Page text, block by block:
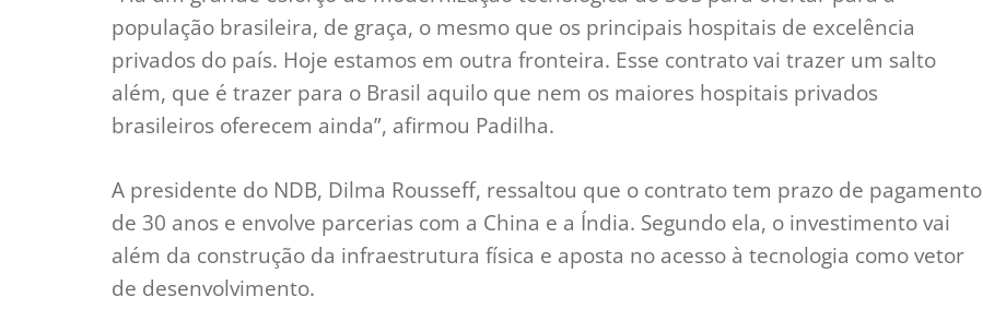
população brasileira, de graça, o mesmo que os principais hospitais de excelência
privados do país. Hoje estamos em outra fronteira. Esse contrato vai trazer um salto
além, que é trazer para o Brasil aquilo que nem os maiores hospitais privados
brasileiros oferecem ainda”, afirmou Padilha.
A presidente do NDB, Dilma Rousseff, ressaltou que o contrato tem prazo de pagamento
de 30 anos e envolve parcerias com a China e a Índia. Segundo ela, o investimento vai
além da construção da infraestrutura física e aposta no acesso à tecnologia como vetor
de desenvolvimento.